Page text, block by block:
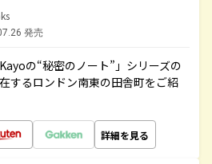
発売
の“秘密のノート”」シリーズの
するロンドン南東の田舎町をご紹
詳細を見る